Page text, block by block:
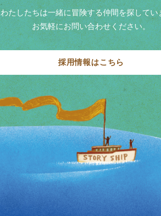
わたしたちは一緒に冒険する仲間を探してい
お気軽にお問い合わせください。
採用情報はこちら